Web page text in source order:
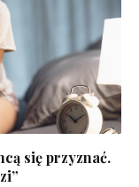
się przyznać.